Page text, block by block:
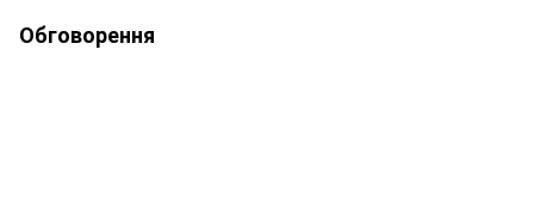
Обговорення